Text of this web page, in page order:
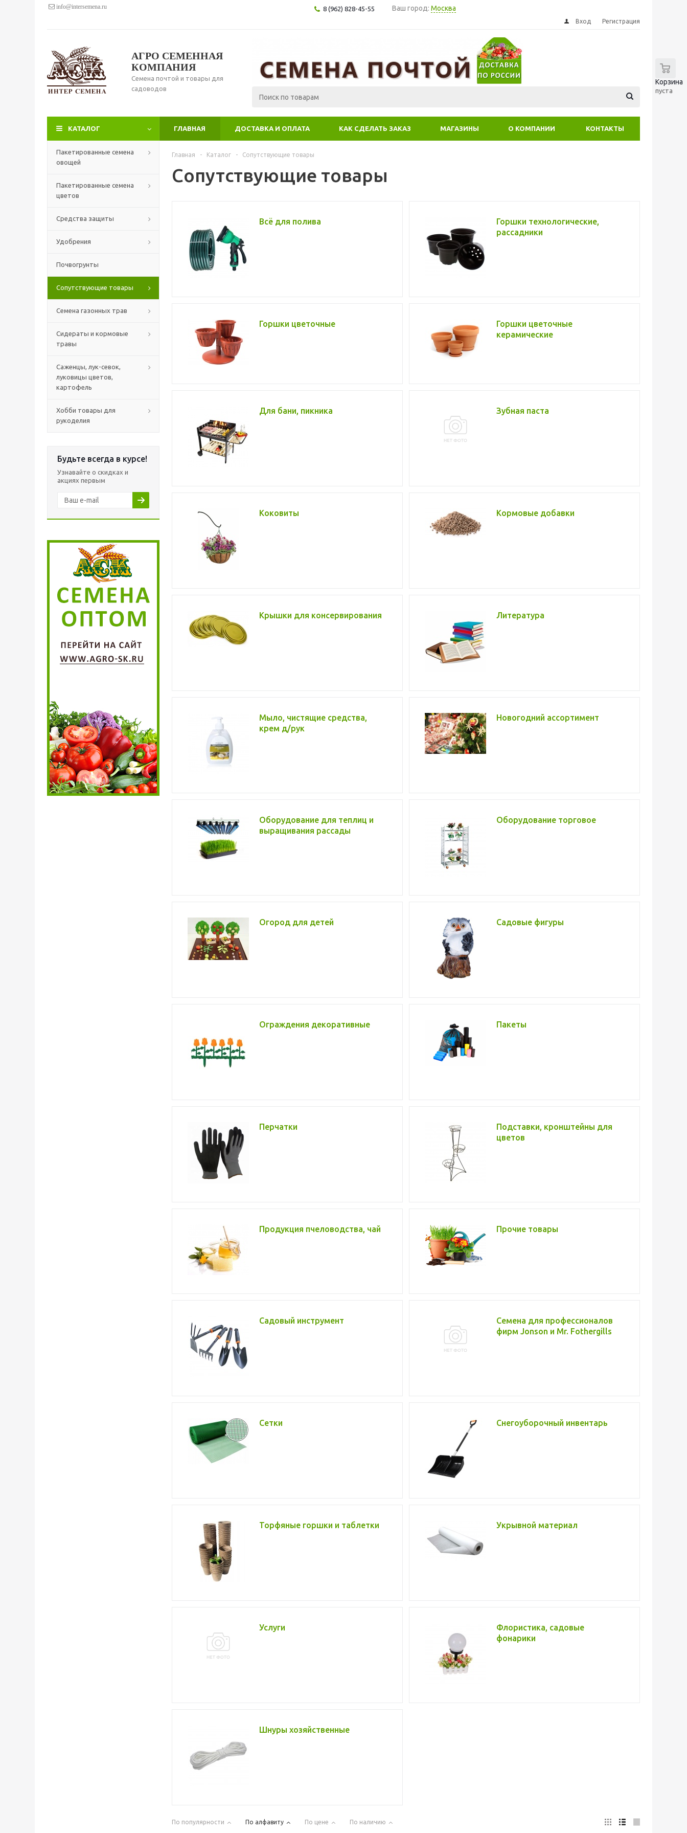
info@intersemena.ru 8 (962) 828-45-55 Ваш город: Москва
Вход Регистрация
АГРО СЕМЕННАЯ
КОМПАНИЯ
Семена почтой и товары для
садоводов
Корзина
пуста
КАТАЛОГ ГЛАВНАЯ ДОСТАВКА И ОПЛАТА КАК СДЕЛАТЬ ЗАКАЗ МАГАЗИНЫ О КОМПАНИИ КОНТАКТЫ
Пакетированные семена
овощей
Пакетированные семена
цветов
Средства защиты
Удобрения
Почвогрунты
Сопутствующие товары
Семена газонных трав
Сидераты и кормовые
травы
Саженцы, лук-севок,
луковицы цветов,
картофель
Хобби товары для
рукоделия
Будьте всегда в курсе!
Узнавайте о скидках и
акциях первым
Главная - Каталог - Сопутствующие товары
Сопутствующие товары
Всё для полива
Горшки технологические,
рассадники
Горшки цветочные
Горшки цветочные
керамические
Для бани, пикника Зубная паста
Коковиты Кормовые добавки
Крышки для консервирования Литература
Мыло, чистящие средства,
крем д/рук
Новогодний ассортимент
Оборудование для теплиц и
выращивания рассады
Оборудование торговое
Огород для детей Садовые фигуры
Ограждения декоративные Пакеты
Перчатки
Подставки, кронштейны для
цветов
Продукция пчеловодства, чай Прочие товары
Садовый инструмент
Семена для профессионалов
фирм Jonson и Mr. Fothergills
Сетки Снегоуборочный инвентарь
Торфяные горшки и таблетки Укрывной материал
Услуги
Флористика, садовые
фонарики
Шнуры хозяйственные
По популярности По алфавиту По цене По наличию